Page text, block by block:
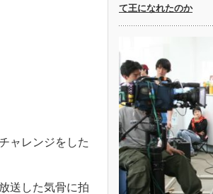
ャレンジをした
送した気骨に拍
て王になれたのか